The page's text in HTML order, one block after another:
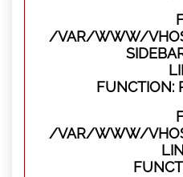
/VAR/WWW/
FUNCTION:
/VAR/WWW/